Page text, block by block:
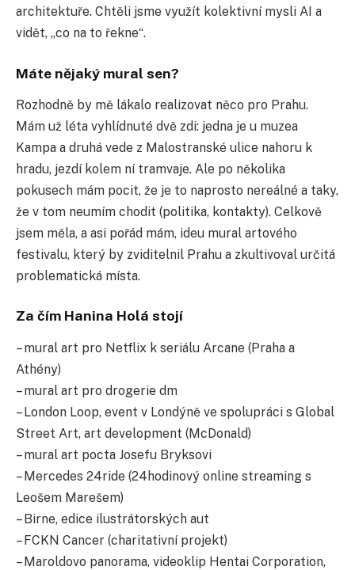
architektuře. Chtěli jsme využít kolektivní mysli AI a
vidět, „co na to řekne“.
Máte nějaký mural sen?
Rozhodně by mě lákalo realizovat něco pro Prahu.
Mám už léta vyhlídnuté dvě zdi: jedna je u muzea
Kampa a druhá vede z Malostranské ulice nahoru k
hradu, jezdí kolem ní tramvaje. Ale po několika
pokusech mám pocit, že je to naprosto nereálné a taky,
že v tom neumím chodit (politika, kontakty). Celkově
jsem měla, a asi pořád mám, ideu mural artového
festivalu, který by zviditelnil Prahu a zkultivoval určitá
problematická místa.
Za čím Hanina Holá stojí
– mural art pro Netflix k seriálu Arcane (Praha a
Athény)
– mural art pro drogerie dm
– London Loop, event v Londýně ve spolupráci s Global
Street Art, art development (McDonald)
– mural art pocta Josefu Bryksovi
– Mercedes 24ride (24hodinový online streaming s
Leošem Marešem)
– Birne, edice ilustrátorských aut
– FCKN Cancer (charitativní projekt)
– Maroldovo panorama, videoklip Hentai Corporation,